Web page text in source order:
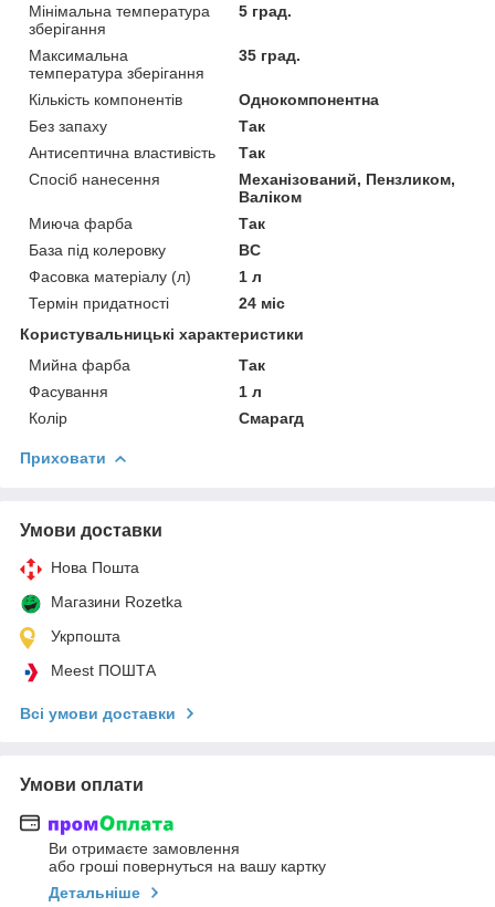
Мінімальна температура
зберігання
5 град.
Максимальна
температура зберігання
35 град.
Кількість компонентів
Однокомпонентна
Без запаху
Так
Антисептична властивість
Так
Спосіб нанесення
Механізований, Пензликом,
Валіком
Миюча фарба
Так
База під колеровку
BC
Фасовка матеріалу (л)
1 л
Термін придатності
24 міс
Користувальницькі характеристики
Мийна фарба
Так
Фасування
1 л
Колір
Смарагд
Приховати
Умови доставки
Нова Пошта
Магазини Rozetka
Укрпошта
Meest ПОШТА
Всі умови доставки
Умови оплати
Ви отримаєте замовлення
або гроші повернуться на вашу картку
Детальніше